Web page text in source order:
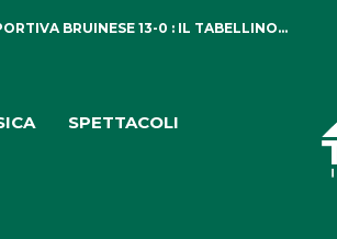
BRUINESE 13-0 : IL TABELLINO...
SPETTACOLI